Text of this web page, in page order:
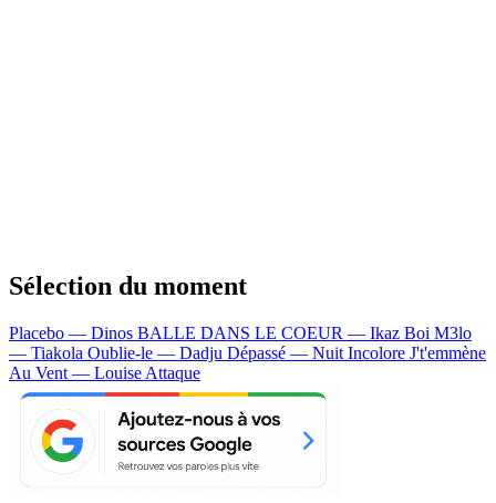
Sélection du moment
Placebo — Dinos BALLE DANS LE COEUR — Ikaz Boi M3lo
— Tiakola Oublie-le — Dadju Dépassé — Nuit Incolore J't'emmène
Au Vent — Louise Attaque